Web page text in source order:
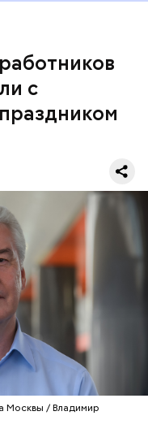
с
Москвы / Владимир
в жизнь
дом или мост —
счастье. И за
всем, кто
— написал глава
МОСКВА